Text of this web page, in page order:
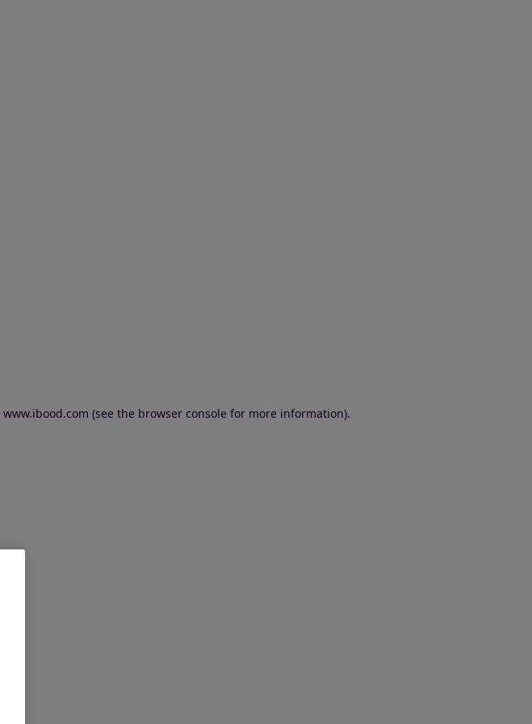
www.ibood.com (see the browser console for more information).